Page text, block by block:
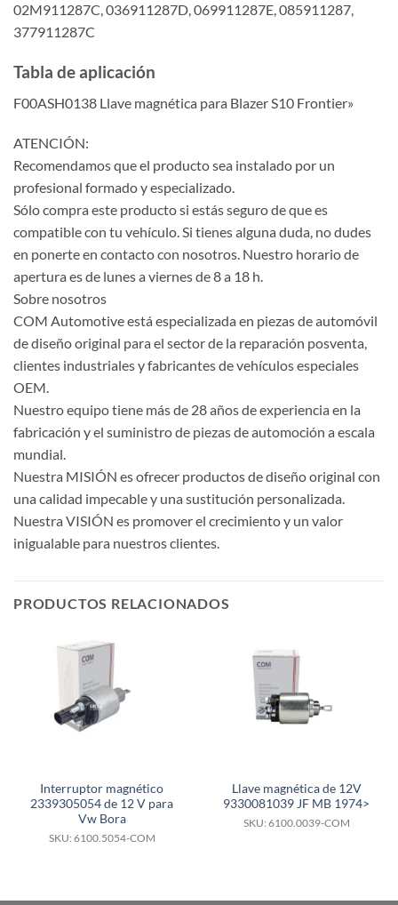
02M911287C, 036911287D, 069911287E, 085911287,
377911287C
Tabla de aplicación
F00ASH0138 Llave magnética para Blazer S10 Frontier»
ATENCIÓN:
Recomendamos que el producto sea instalado por un
profesional formado y especializado.
Sólo compra este producto si estás seguro de que es
compatible con tu vehículo. Si tienes alguna duda, no dudes
en ponerte en contacto con nosotros. Nuestro horario de
apertura es de lunes a viernes de 8 a 18 h.
Sobre nosotros
COM Automotive está especializada en piezas de automóvil
de diseño original para el sector de la reparación posventa,
clientes industriales y fabricantes de vehículos especiales
OEM.
Nuestro equipo tiene más de 28 años de experiencia en la
fabricación y el suministro de piezas de automoción a escala
mundial.
Nuestra MISIÓN es ofrecer productos de diseño original con
una calidad impecable y una sustitución personalizada.
Nuestra VISIÓN es promover el crecimiento y un valor
inigualable para nuestros clientes.
PRODUCTOS RELACIONADOS
Interruptor magnético
2339305054 de 12 V para
Vw Bora
SKU: 6100.5054-COM
Llave magnética de 12V
9330081039 JF MB 1974>
SKU: 6100.0039-COM